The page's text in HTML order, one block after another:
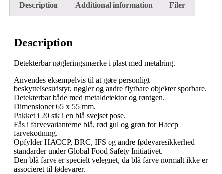
Description Additional information Filer
Description
Detekterbar nøgleringsmærke i plast med metalring.
Anvendes eksempelvis til at gøre personligt
beskyttelsesudstyr, nøgler og andre flytbare objekter sporbare.
Detekterbar både med metaldetektor og røntgen.
Dimensioner 65 x 55 mm.
Pakket i 20 stk i en blå svejset pose.
Fås i farvevarianterne blå, rød gul og grøn for Haccp
farvekodning.
Opfylder HACCP, BRC, IFS og andre fødevaresikkerhed
standarder under Global Food Safety Initiativet.
Den blå farve er specielt velegnet, da blå farve normalt ikke er
associeret til fødevarer.